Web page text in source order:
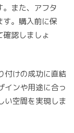
また、アフタ
す。購入前に保
認しましょ
付けの成功に直結
インや用途に合っ
い空間を実現しま